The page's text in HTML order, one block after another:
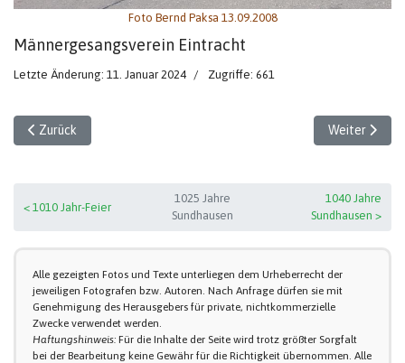
Foto Bernd Paksa 13.09.2008
Männergesangsverein Eintracht
Letzte Änderung: 11. Januar 2024 Zugriffe: 661
Vorheriger Beitrag: LSG Aufbau Sundhausen (3)
Zurück Nächster
Weiter
< 1010 Jahr-Feier
1025 Jahre
Sundhausen
1040 Jahre
Sundhausen >
Alle gezeigten Fotos und Texte unterliegen dem Urheberrecht der
jeweiligen Fotografen bzw. Autoren. Nach Anfrage dürfen sie mit
Genehmigung des Herausgebers für private, nichtkommerzielle
Zwecke verwendet werden.
Haftungshinweis: Für die Inhalte der Seite wird trotz größter Sorgfalt
bei der Bearbeitung keine Gewähr für die Richtigkeit übernommen. Alle